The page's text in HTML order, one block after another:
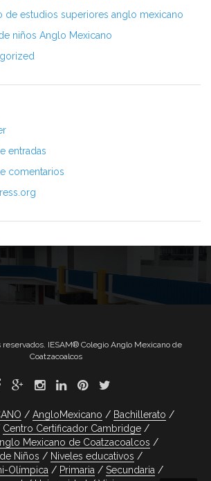
de estudios superiores anglo mexicano
niños Anglo Mexicano
entradas
comentarios
reservados. IESAM® Colegio Anglo Mexicano de
Coatzacoalcos
AngloMexicano
Bachillerato
Centro Certificador Cambridge
Mexicano de Coatzacoalcos
Niños
Niveles educativos
Olímpica
Primaria
Secundaria